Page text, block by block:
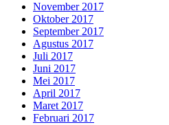
November 2017
Oktober 2017
September 2017
Agustus 2017
Juli 2017
Juni 2017
Mei 2017
April 2017
Maret 2017
Februari 2017